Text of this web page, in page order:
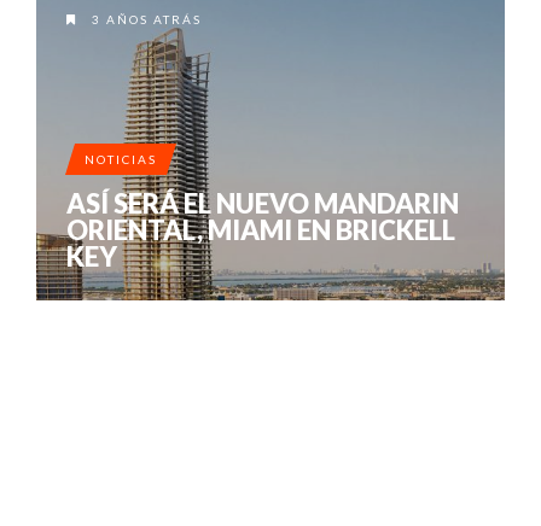
3 AÑOS ATRÁS
NOTICIAS
ASÍ SERÁ EL NUEVO MANDARIN
ORIENTAL, MIAMI EN BRICKELL
KEY